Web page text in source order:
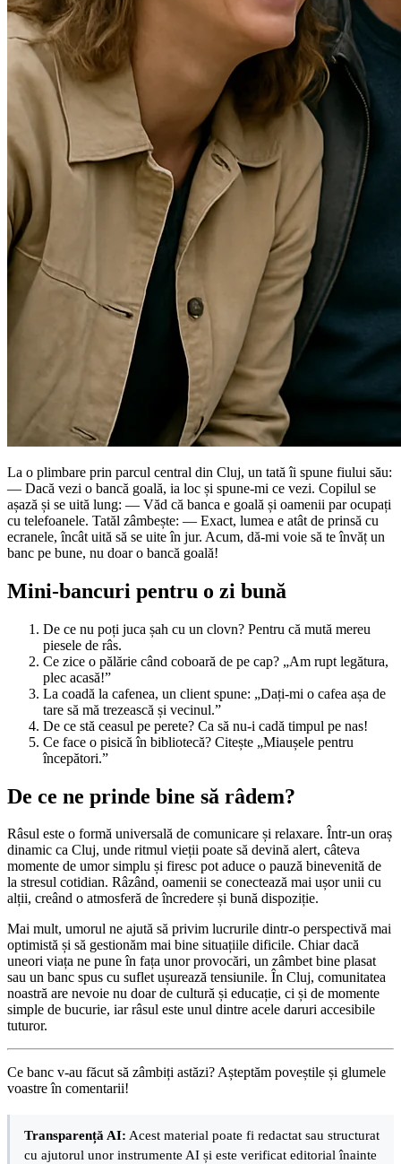
La o plimbare prin parcul central din Cluj, un tată îi spune fiului său:
— Dacă vezi o bancă goală, ia loc și spune-mi ce vezi. Copilul se
așază și se uită lung: — Văd că banca e goală și oamenii par ocupați
cu telefoanele. Tatăl zâmbește: — Exact, lumea e atât de prinsă cu
ecranele, încât uită să se uite în jur. Acum, dă-mi voie să te învăț un
banc pe bune, nu doar o bancă goală!
Mini-bancuri pentru o zi bună
De ce nu poți juca șah cu un clovn? Pentru că mută mereu
piesele de râs.
Ce zice o pălărie când coboară de pe cap? „Am rupt legătura,
plec acasă!”
La coadă la cafenea, un client spune: „Dați-mi o cafea așa de
tare să mă trezească și vecinul.”
De ce stă ceasul pe perete? Ca să nu-i cadă timpul pe nas!
Ce face o pisică în bibliotecă? Citește „Miaușele pentru
începători.”
De ce ne prinde bine să râdem?
Râsul este o formă universală de comunicare și relaxare. Într-un oraș
dinamic ca Cluj, unde ritmul vieții poate să devină alert, câteva
momente de umor simplu și firesc pot aduce o pauză binevenită de
la stresul cotidian. Râzând, oamenii se conectează mai ușor unii cu
alții, creând o atmosferă de încredere și bună dispoziție.
Mai mult, umorul ne ajută să privim lucrurile dintr-o perspectivă mai
optimistă și să gestionăm mai bine situațiile dificile. Chiar dacă
uneori viața ne pune în fața unor provocări, un zâmbet bine plasat
sau un banc spus cu suflet ușurează tensiunile. În Cluj, comunitatea
noastră are nevoie nu doar de cultură și educație, ci și de momente
simple de bucurie, iar râsul este unul dintre acele daruri accesibile
tuturor.
Ce banc v-au făcut să zâmbiți astăzi? Așteptăm poveștile și glumele
voastre în comentarii!
Transparență AI: Acest material poate fi redactat sau structurat
cu ajutorul unor instrumente AI și este verificat editorial înainte